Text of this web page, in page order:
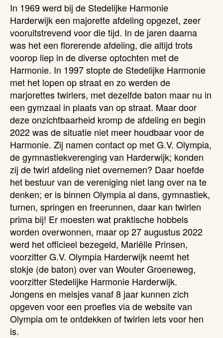
In 1969 werd bij de Stedelijke Harmonie
Harderwijk een majorette afdeling opgezet, zeer
vooruitstrevend voor die tijd. In de jaren daarna
was het een florerende afdeling, die altijd trots
voorop liep in de diverse optochten met de
Harmonie. In 1997 stopte de Stedelijke Harmonie
met het lopen op straat en zo werden de
marjorettes twirlers, met dezelfde baton maar nu in
een gymzaal in plaats van op straat. Maar door
deze onzichtbaarheid kromp de afdeling en begin
2022 was de situatie niet meer houdbaar voor de
Harmonie. Zij namen contact op met G.V. Olympia,
de gymnastiekverenging van Harderwijk; konden
zij de twirl afdeling niet overnemen? Daar hoefde
het bestuur van de vereniging niet lang over na te
denken; er is binnen Olympia al dans, gymnastiek,
turnen, springen en freerunnen, daar kan twirlen
prima bij! Er moesten wat praktische hobbels
worden overwonnen, maar op 27 augustus 2022
werd het officieel bezegeld, Mariëlle Prinsen,
voorzitter G.V. Olympia Harderwijk neemt het
stokje (de baton) over van Wouter Groeneweg,
voorzitter Stedelijke Harmonie Harderwijk.
Jongens en meisjes vanaf 8 jaar kunnen zich
opgeven voor een proefles via de website van
Olympia om te ontdekken of twirlen iets voor hen
is.